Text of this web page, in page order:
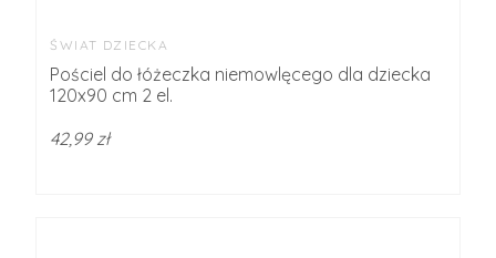
ŚWIAT DZIECKA
Pościel do łóżeczka niemowlęcego dla dziecka
120x90 cm 2 el.
42,99 zł